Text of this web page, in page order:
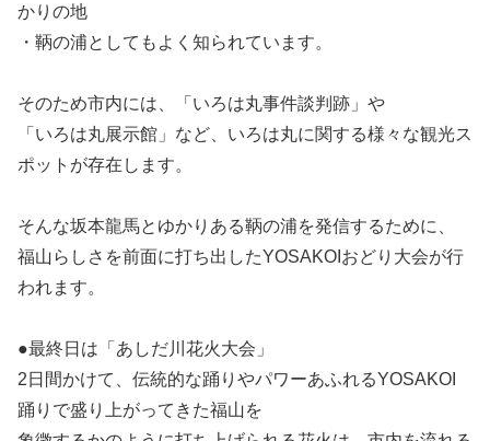
かりの地
・鞆の浦としてもよく知られています。
そのため市内には、「いろは丸事件談判跡」や
「いろは丸展示館」など、いろは丸に関する様々な観光ス
ポットが存在します。
そんな坂本龍馬とゆかりある鞆の浦を発信するために、
福山らしさを前面に打ち出したYOSAKOIおどり大会が行
われます。
●最終日は「あしだ川花火大会」
2日間かけて、伝統的な踊りやパワーあふれるYOSAKOI
踊りで盛り上がってきた福山を